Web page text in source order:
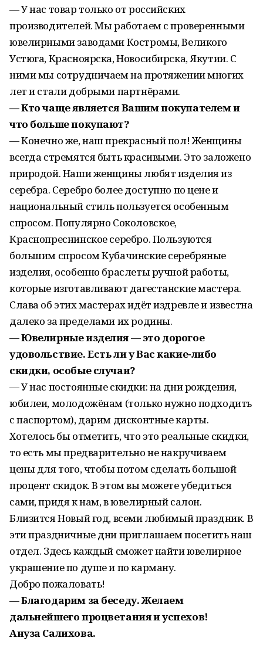
— У нас товар только от российских
производителей. Мы работаем с проверенными
ювелирными заводами Костромы, Великого
Устюга, Красноярска, Новосибирска, Якутии. С
ними мы сотрудничаем на протяжении многих
лет и стали добрыми партнёрами.
— Кто чаще является Вашим покупателем и
что больше покупают?
— Конечно же, наш прекрасный пол! Женщины
всегда стремятся быть красивыми. Это заложено
природой. Наши женщины любят изделия из
серебра. Серебро более доступно по цене и
национальный стиль пользуется особенным
спросом. Популярно Соколовское,
Краснопреснинское серебро. Пользуются
большим спросом Кубачинские серебряные
изделия, особенно браслеты ручной работы,
которые изготавливают дагестанские мастера.
Слава об этих мастерах идёт издревле и известна
далеко за пределами их родины.
— Ювелирные изделия — это дорогое
удовольствие. Есть ли у Вас какие-либо
скидки, особые случаи?
— У нас постоянные скидки: на дни рождения,
юбилеи, молодожёнам (только нужно подходить
с паспортом), дарим дисконтные карты.
Хотелось бы отметить, что это реальные скидки,
то есть мы предварительно не накручиваем
цены для того, чтобы потом сделать большой
процент скидок. В этом вы можете убедиться
сами, придя к нам, в ювелирный салон.
Близится Новый год, всеми любимый праздник. В
эти праздничные дни приглашаем посетить наш
отдел. Здесь каждый сможет найти ювелирное
украшение по душе и по карману.
Добро пожаловать!
— Благодарим за беседу. Желаем
дальнейшего процветания и успехов!
Ануза Салихова.